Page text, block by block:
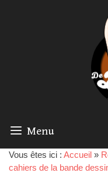
Menu
Vous êtes ici : Accueil »
cahiers de la bande